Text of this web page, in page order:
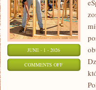
JUNE - 1 - 2026
COMMENTS OFFON
AKCESORIA